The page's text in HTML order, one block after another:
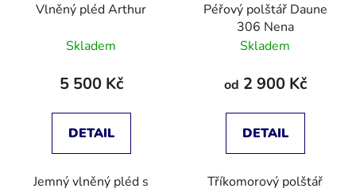
Vlněný pléd Arthur
Skladem
5 500 Kč
DETAIL
Jemný vlněný pléd s
Péřový polštář Daune
306 Nena
Skladem
od 2 900 Kč
DETAIL
Tříkomorový polštář